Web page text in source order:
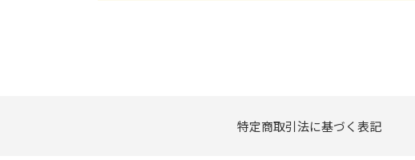
特定商取引法に基づく表記